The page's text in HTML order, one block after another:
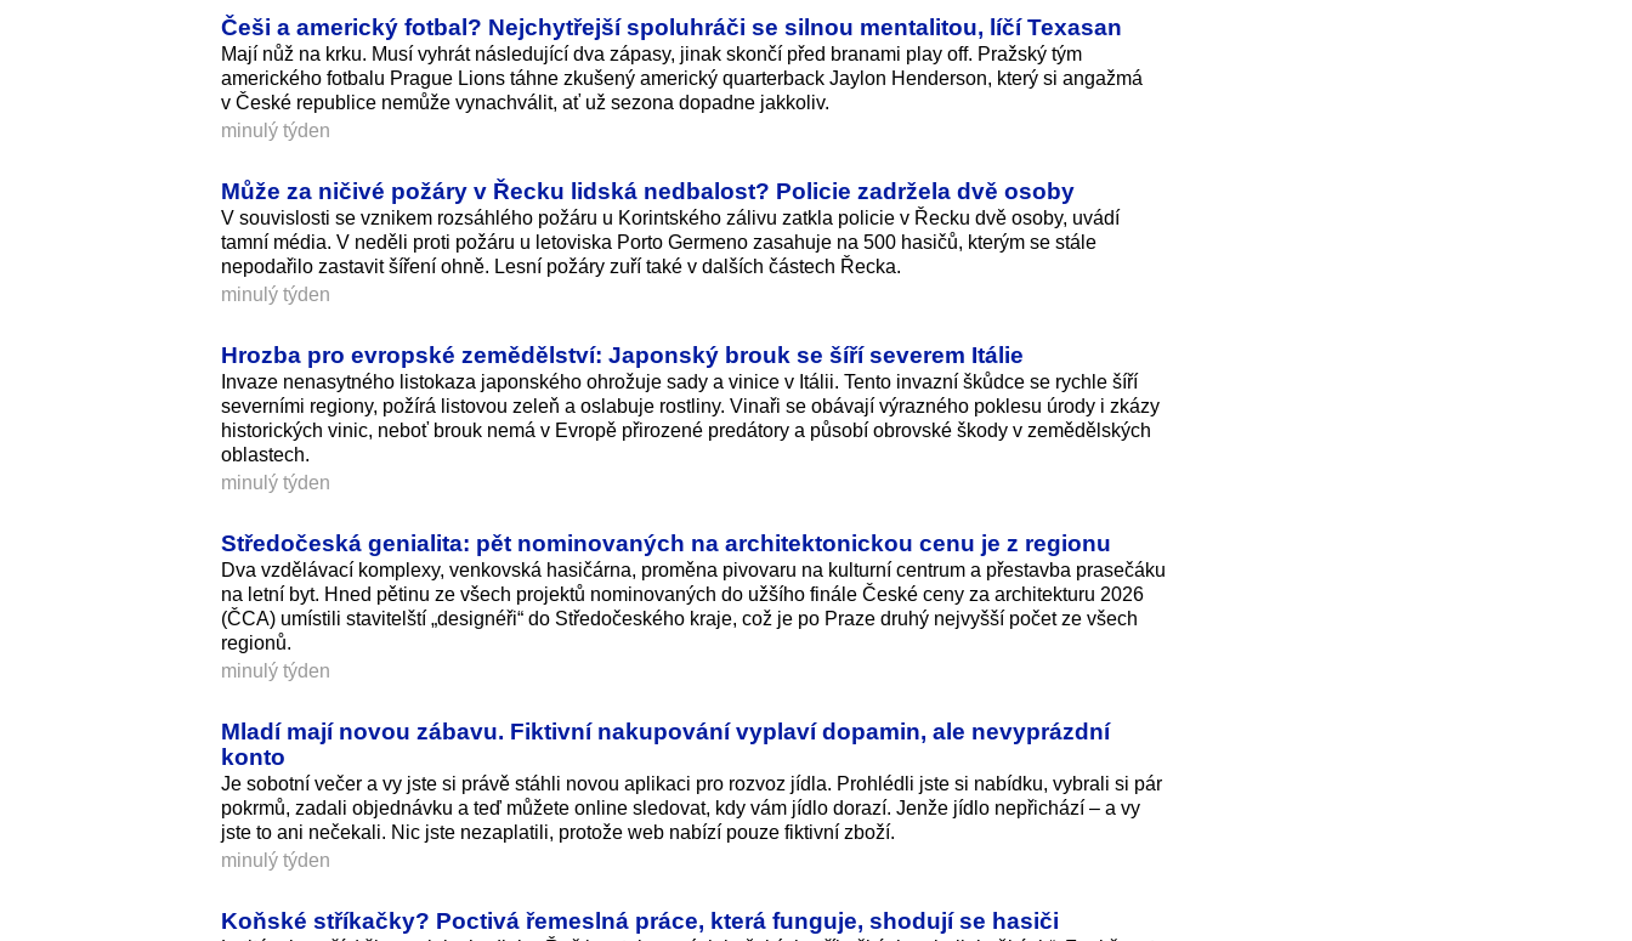
Češi a americký fotbal? Nejchytřejší spoluhráči se silnou mentalitou, líčí Texasan
Mají nůž na krku. Musí vyhrát následující dva zápasy, jinak skončí před branami play off. Pražský tým
amerického fotbalu Prague Lions táhne zkušený americký quarterback Jaylon Henderson, který si angažmá
v České republice nemůže vynachválit, ať už sezona dopadne jakkoliv.
minulý týden
Může za ničivé požáry v Řecku lidská nedbalost? Policie zadržela dvě osoby
V souvislosti se vznikem rozsáhlého požáru u Korintského zálivu zatkla policie v Řecku dvě osoby, uvádí
tamní média. V neděli proti požáru u letoviska Porto Germeno zasahuje na 500 hasičů, kterým se stále
nepodařilo zastavit šíření ohně. Lesní požáry zuří také v dalších částech Řecka.
minulý týden
Hrozba pro evropské zemědělství: Japonský brouk se šíří severem Itálie
Invaze nenasytného listokaza japonského ohrožuje sady a vinice v Itálii. Tento invazní škůdce se rychle šíří
severními regiony, požírá listovou zeleň a oslabuje rostliny. Vinaři se obávají výrazného poklesu úrody i zkázy
historických vinic, neboť brouk nemá v Evropě přirozené predátory a působí obrovské škody v zemědělských
oblastech.
minulý týden
Středočeská genialita: pět nominovaných na architektonickou cenu je z regionu
Dva vzdělávací komplexy, venkovská hasičárna, proměna pivovaru na kulturní centrum a přestavba prasečáku
na letní byt. Hned pětinu ze všech projektů nominovaných do užšího finále České ceny za architekturu 2026
(ČCA) umístili stavitelští „designéři“ do Středočeského kraje, což je po Praze druhý nejvyšší počet ze všech
regionů.
minulý týden
Mladí mají novou zábavu. Fiktivní nakupování vyplaví dopamin, ale nevyprázdní
konto
Je sobotní večer a vy jste si právě stáhli novou aplikaci pro rozvoz jídla. Prohlédli jste si nabídku, vybrali si pár
pokrmů, zadali objednávku a teď můžete online sledovat, kdy vám jídlo dorazí. Jenže jídlo nepřichází – a vy
jste to ani nečekali. Nic jste nezaplatili, protože web nabízí pouze fiktivní zboží.
minulý týden
Koňské stříkačky? Poctivá řemeslná práce, která funguje, shodují se hasiči